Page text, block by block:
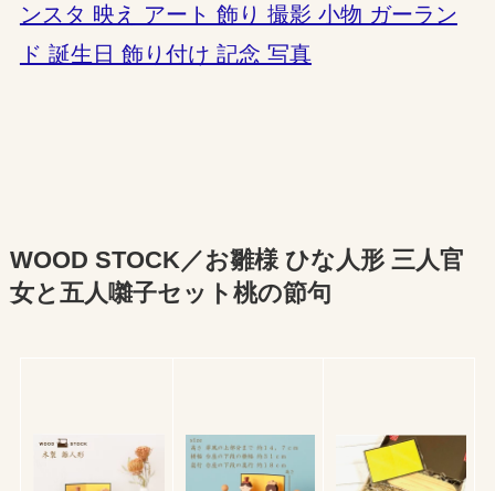
ンスタ 映え アート 飾り 撮影 小物 ガーラン
ド 誕生日 飾り付け 記念 写真
WOOD STOCK／お雛様 ひな人形 三人官
女と五人囃子セット桃の節句